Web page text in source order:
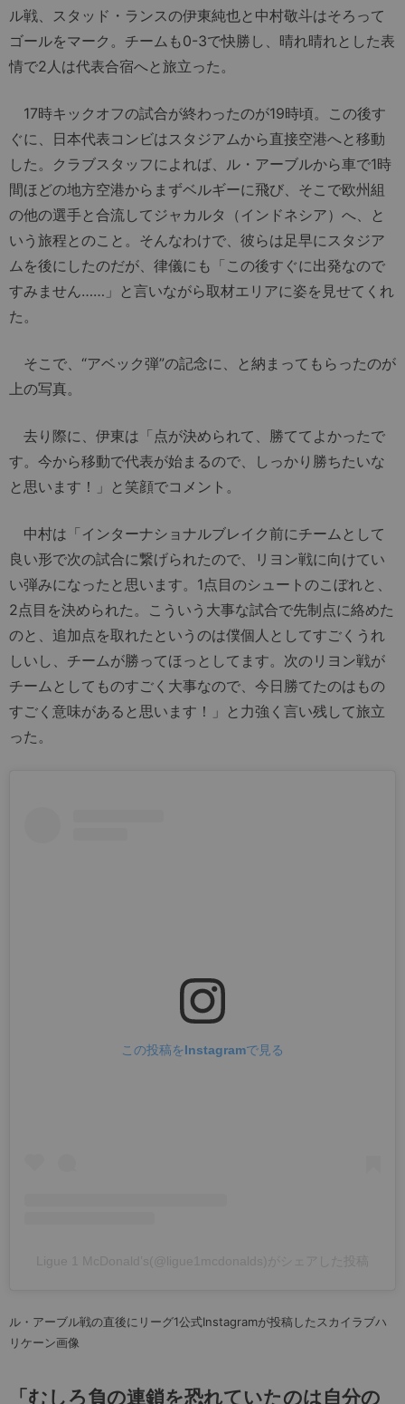
ル戦、スタッド・ランスの伊東純也と中村敬斗はそろって
ゴールをマーク。チームも0-3で快勝し、晴れ晴れとした表
情で2人は代表合宿へと旅立った。
17時キックオフの試合が終わったのが19時頃。この後す
ぐに、日本代表コンビはスタジアムから直接空港へと移動
した。クラブスタッフによれば、ル・アーブルから車で1時
間ほどの地方空港からまずベルギーに飛び、そこで欧州組
の他の選手と合流してジャカルタ（インドネシア）へ、と
いう旅程とのこと。そんなわけで、彼らは足早にスタジア
ムを後にしたのだが、律儀にも「この後すぐに出発なので
すみません……」と言いながら取材エリアに姿を見せてくれ
た。
そこで、“アベック弾”の記念に、と納まってもらったのが
上の写真。
去り際に、伊東は「点が決められて、勝ててよかったで
す。今から移動で代表が始まるので、しっかり勝ちたいな
と思います！」と笑顔でコメント。
中村は「インターナショナルブレイク前にチームとして
良い形で次の試合に繋げられたので、リヨン戦に向けてい
い弾みになったと思います。1点目のシュートのこぼれと、
2点目を決められた。こういう大事な試合で先制点に絡めた
のと、追加点を取れたというのは僕個人としてすごくうれ
しいし、チームが勝ってほっとしてます。次のリヨン戦が
チームとしてものすごく大事なので、今日勝てたのはもの
すごく意味があると思います！」と力強く言い残して旅立
った。
この投稿をInstagramで見る
ル・アーブル戦の直後にリーグ1公式Instagramが投稿したスカイラブハ
リケーン画像
「むしろ負の連鎖を恐れていたのは自分の